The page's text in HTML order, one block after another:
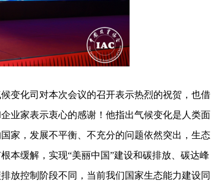
化司对本次会议的召开表示热烈的祝贺，也借
业家表示衷心的感谢！他指出气候变化是人类面
家，发展不平衡、不充分的问题依然突出，生态
本缓解，实现“美丽中国”建设和碳排放、碳达峰
放控制阶段不同，当前我们国家生态能力建设同